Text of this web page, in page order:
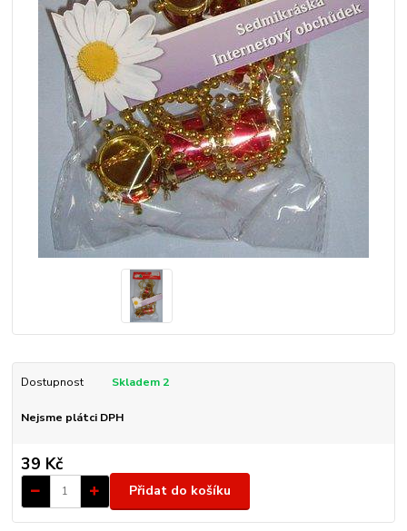
Dostupnost Skladem 2
Nejsme plátci DPH
39 Kč
Přidat do košíku